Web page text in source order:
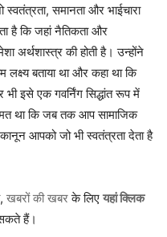
समानता और भाईचारा
है कि जहां नैतिकता और
अर्थशास्त्र की होती है। उन्होंने
लक्ष्य बताया था और कहा था कि
इसे एक गवर्निंग सिद्धांत रूप में
मत था कि जब तक आप सामाजिक
आपको जो भी स्वतंत्रता देता है
खबरों की खबरके लिए यहां क्लिक
हैं।